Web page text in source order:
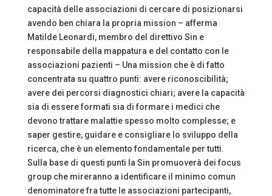
capacità delle associazioni di cercare di posizionarsi
avendo ben chiara la propria mission – afferma
Matilde Leonardi, membro del direttivo Sin e
responsabile della mappatura e del contatto con le
associazioni pazienti – Una mission che è di fatto
concentrata su quattro punti: avere riconoscibilità;
avere dei percorsi diagnostici chiari; avere la capacità
sia di essere formati sia di formare i medici che
devono trattare malattie spesso molto complesse; e
saper gestire, guidare e consigliare lo sviluppo della
ricerca, che è un elemento fondamentale per tutti.
Sulla base di questi punti la Sin promuoverà dei focus
group che mireranno a identificare il minimo comun
denominatore fra tutte le associazioni partecipanti,